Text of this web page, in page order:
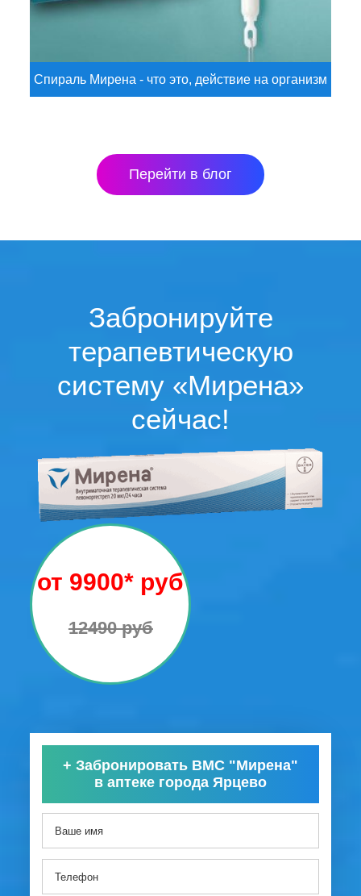
Спираль Мирена - что это, действие на организм
Перейти в блог
Забронируйте
терапевтическую
систему «Мирена»
сейчас!
от 9900* руб
12490 руб
+ Забронировать ВМС "Мирена"
в аптеке города Ярцево